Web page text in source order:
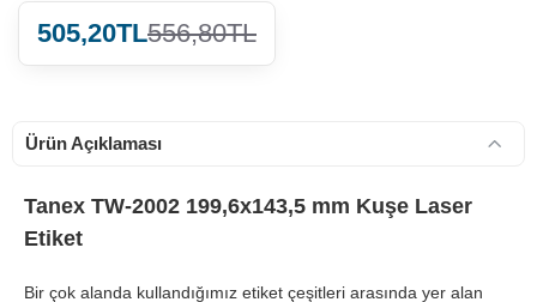
900 TL Üzeri Kargo Ücretsiz
505,20TL556,80TL
Ürün Açıklaması
Tanex TW-2002 199,6x143,5 mm Kuşe Laser
Etiket
Bir çok alanda kullandığımız etiket çeşitleri arasında yer alan